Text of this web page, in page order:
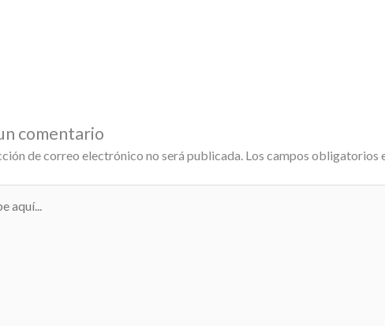
comentario
de correo electrónico no será publicada. Los campos obligatorios